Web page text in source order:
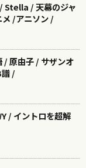
Stella / 天幕のジャ
/アニソン /
/ 原由子 / サザンオ
/
/ イントロを超解